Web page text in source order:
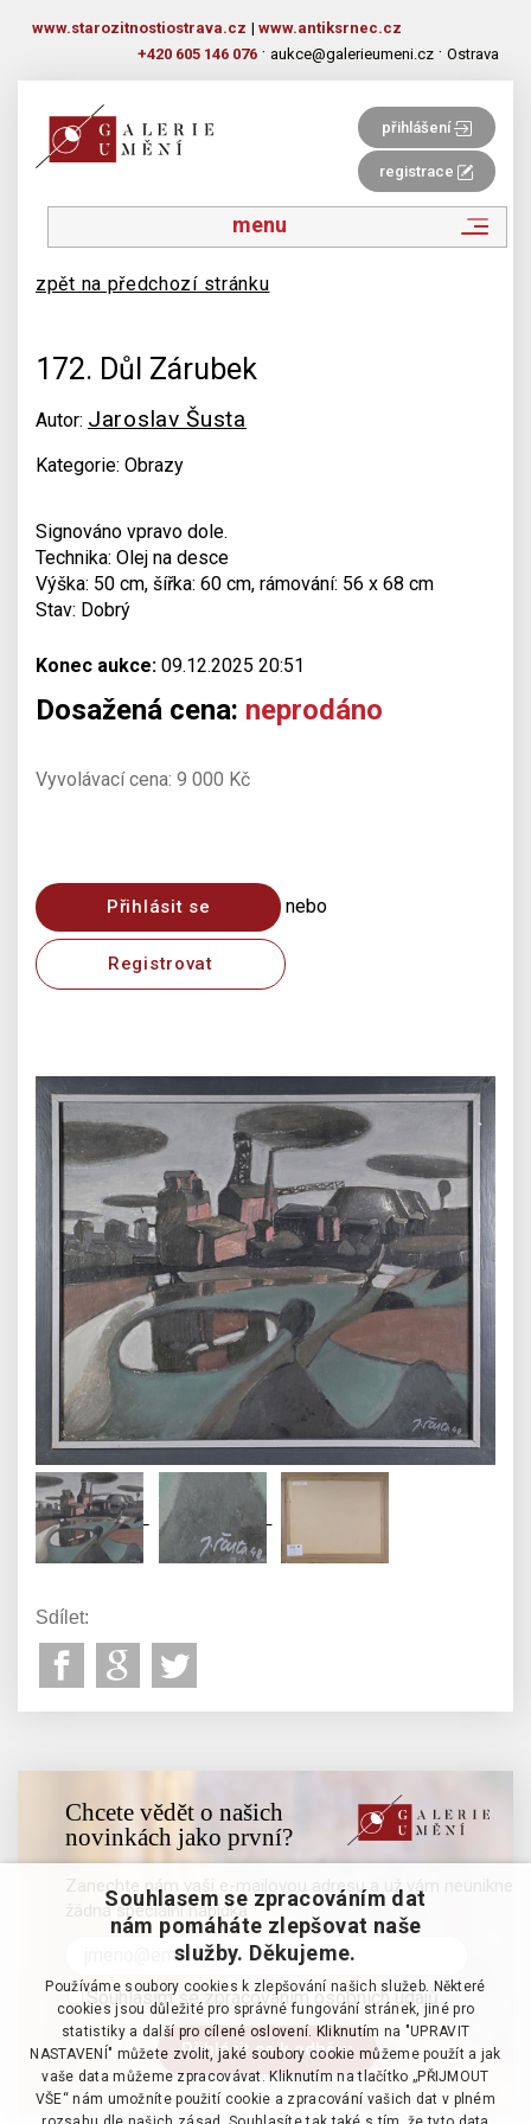
www.starozitnostiostrava.cz | www.antiksrnec.cz
+420 605 146 076 · aukce@galerieumeni.cz · Ostrava
přihlášení
registrace
menu
zpět na předchozí stránku
172. Důl Zárubek
Autor: Jaroslav Šusta
Kategorie: Obrazy
Signováno vpravo dole.
Technika: Olej na desce
Výška: 50 cm, šířka: 60 cm, rámování: 56 x 68 cm
Stav: Dobrý
Konec aukce: 09.12.2025 20:51
Dosažená cena: neprodáno
Vyvolávací cena: 9 000 Kč
Přihlásit se nebo
Registrovat
Sdílet:
Chcete vědět o našich
novinkách jako první?
Zanechte nám vaši e-mailovou adresu a už vám neunikne
žádná speciální nabídka
Souhlasím se zpracováním osobních údajů
Souhlasem se zpracováním dat
nám pomáháte zlepšovat naše
služby. Děkujeme.
Používáme soubory cookies k zlepšování našich služeb. Některé
cookies jsou důležité pro správné fungování stránek, jiné pro
statistiky a další pro cílené oslovení. Kliknutím na "UPRAVIT
NASTAVENÍ" můžete zvolit, jaké soubory cookie můžeme použít a jak
vaše data můžeme zpracovávat. Kliknutím na tlačítko „PŘIJMOUT
VŠE“ nám umožníte použití cookie a zpracování vašich dat v plném